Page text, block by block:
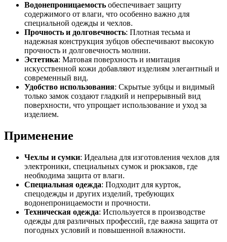
Водонепроницаемость обеспечивает защиту
содержимого от влаги, что особенно важно для
специальной одежды и чехлов.
Прочность и долговечность: Плотная тесьма и
надежная конструкция зубцов обеспечивают высокую
прочность и долговечность молнии.
Эстетика: Матовая поверхность и имитация
искусственной кожи добавляют изделиям элегантный и
современный вид.
Удобство использования: Скрытые зубцы и видимый
только замок создают гладкий и непрерывный вид
поверхности, что упрощает использование и уход за
изделием.
Применение
Чехлы и сумки: Идеальна для изготовления чехлов для
электроники, специальных сумок и рюкзаков, где
необходима защита от влаги.
Специальная одежда: Подходит для курток,
спецодежды и других изделий, требующих
водонепроницаемости и прочности.
Техническая одежда: Используется в производстве
одежды для различных профессий, где важна защита от
погодных условий и повышенной влажности.